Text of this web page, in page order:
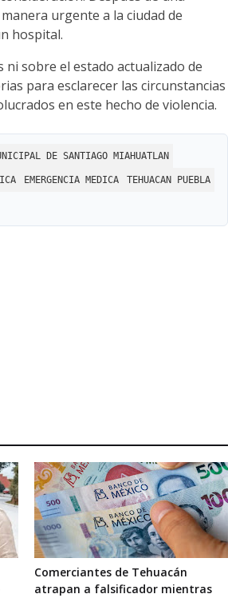
urgente a la ciudad de
hospital.
sobre el estado actualizado de
para esclarecer las circunstancias
en este hecho de violencia.
DE SANTIAGO MIAHUATLAN
EMERGENCIA MEDICA TEHUACAN PUEBLA
Comerciantes de Tehuacán
atrapan a falsificador mientras